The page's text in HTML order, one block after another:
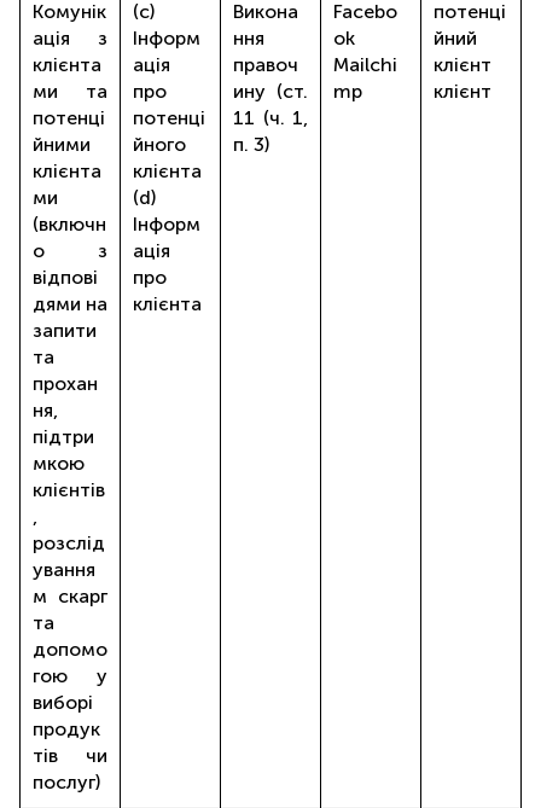
Комунік
ація з
клієнта
ми та
потенці
йними
клієнта
ми
(включн
о з
відпові
дями на
запити
та
прохан
ня,
підтри
мкою
клієнтів
,
розслід
ування
м скарг
та
допомо
гою у
виборі
продук
тів чи
послуг)
(c)
Інформ
ація
про
потенці
йного
клієнта
(d)
Інформ
ація
про
клієнта
Викона
ння
правоч
ину (ст.
11 (ч. 1,
п. 3)
Facebo
ok
Mailchi
mp
потенці
йний
клієнт
клієнт